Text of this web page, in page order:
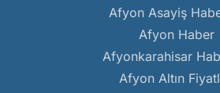
Afyon Asayiş
Afyon Haber
Afyonkarahisar
Afyon Altın